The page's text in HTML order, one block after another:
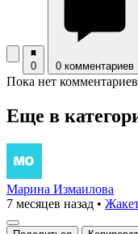
0 0 комментариев
Пока нет комментариев
Еще в
Марина Измаилова
7 месяцев назад •